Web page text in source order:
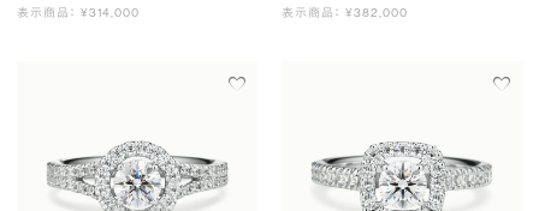
表示商品： ¥314,000 表示商品： ¥382,000